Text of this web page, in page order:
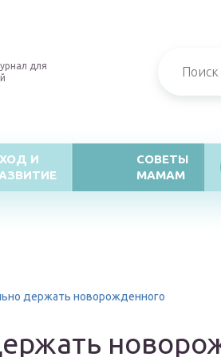
для
И
СОВЕТЫ
МАМАМ
держать новорожденного